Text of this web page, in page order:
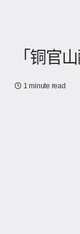
「铜官
1 minute read